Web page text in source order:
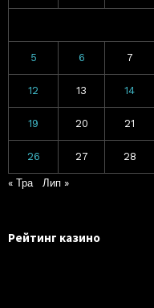
5 6 7
12 13 14
19 20 21
26 27 28
« Тра Лип »
Рейтинг казино